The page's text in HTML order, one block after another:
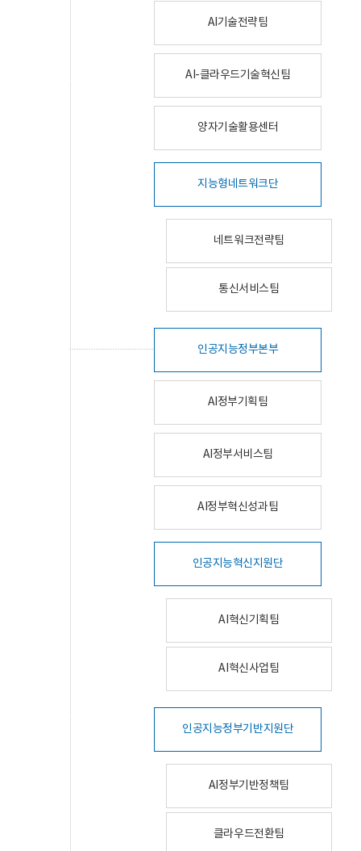
AI기술전략팀
AI-클라우드기술혁신팀
양자기술활용센터
지능형네트워크단
네트워크전략팀
통신서비스팀
인공지능정부본부
AI정부기획팀
AI정부서비스팀
AI정부혁신성과팀
인공지능혁신지원단
AI혁신기획팀
AI혁신사업팀
인공지능정부기반지원단
AI정부기반정책팀
클라우드전환팀